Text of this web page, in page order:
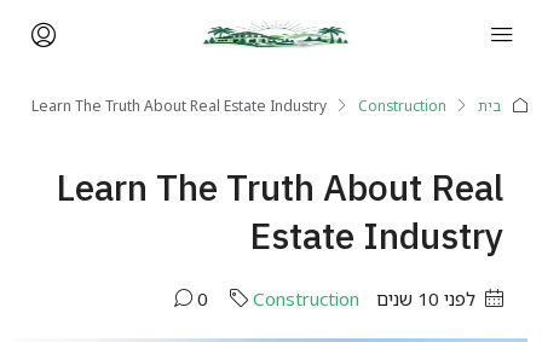
בית Construction
Learn The Truth About Real Estate Industry
Learn The Truth About Real
Estate Industry
לפני 10 שנים Construction
0